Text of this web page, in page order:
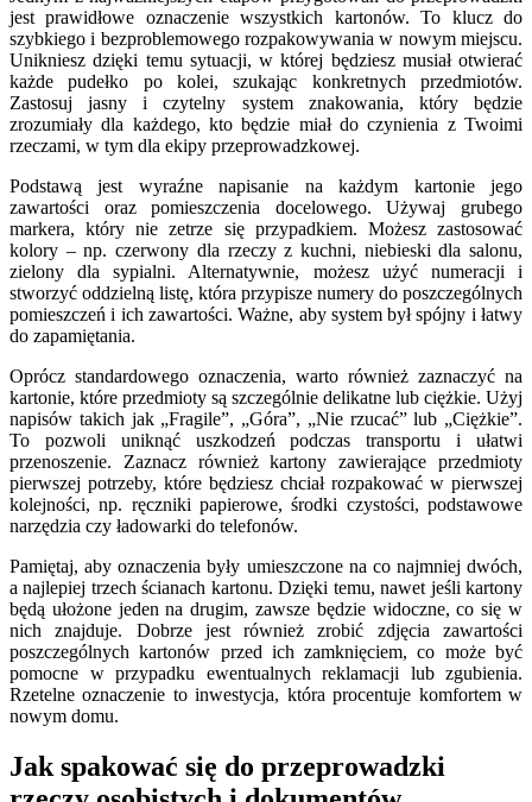
jest prawidłowe oznaczenie wszystkich kartonów. To klucz do
szybkiego i bezproblemowego rozpakowywania w nowym miejscu.
Unikniesz dzięki temu sytuacji, w której będziesz musiał otwierać
każde pudełko po kolei, szukając konkretnych przedmiotów.
Zastosuj jasny i czytelny system znakowania, który będzie
zrozumiały dla każdego, kto będzie miał do czynienia z Twoimi
rzeczami, w tym dla ekipy przeprowadzkowej.
Podstawą jest wyraźne napisanie na każdym kartonie jego
zawartości oraz pomieszczenia docelowego. Używaj grubego
markera, który nie zetrze się przypadkiem. Możesz zastosować
kolory – np. czerwony dla rzeczy z kuchni, niebieski dla salonu,
zielony dla sypialni. Alternatywnie, możesz użyć numeracji i
stworzyć oddzielną listę, która przypisze numery do poszczególnych
pomieszczeń i ich zawartości. Ważne, aby system był spójny i łatwy
do zapamiętania.
Oprócz standardowego oznaczenia, warto również zaznaczyć na
kartonie, które przedmioty są szczególnie delikatne lub ciężkie. Użyj
napisów takich jak „Fragile”, „Góra”, „Nie rzucać” lub „Ciężkie”.
To pozwoli uniknąć uszkodzeń podczas transportu i ułatwi
przenoszenie. Zaznacz również kartony zawierające przedmioty
pierwszej potrzeby, które będziesz chciał rozpakować w pierwszej
kolejności, np. ręczniki papierowe, środki czystości, podstawowe
narzędzia czy ładowarki do telefonów.
Pamiętaj, aby oznaczenia były umieszczone na co najmniej dwóch,
a najlepiej trzech ścianach kartonu. Dzięki temu, nawet jeśli kartony
będą ułożone jeden na drugim, zawsze będzie widoczne, co się w
nich znajduje. Dobrze jest również zrobić zdjęcia zawartości
poszczególnych kartonów przed ich zamknięciem, co może być
pomocne w przypadku ewentualnych reklamacji lub zgubienia.
Rzetelne oznaczenie to inwestycja, która procentuje komfortem w
nowym domu.
Jak spakować się do przeprowadzki